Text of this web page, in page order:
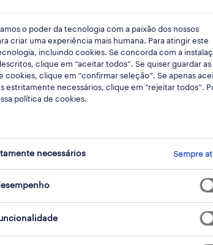
dia data limite 28 agosto 2026
A Randstad Recursos Humanos,
sua cliente, Operador de Produção
o poder da tecnologia com a paixão dos nossos
criar uma experiência mais humana. Para atingir este
incluindo cookies. Se concorda com a
clique em “aceitar todos”. Se quiser guardar as
cookies, clique em “confirmar seleção”. Se apenas
estritamente necessários, clique em “rejeitar todos”.
política de cookies.
necessários Sempre